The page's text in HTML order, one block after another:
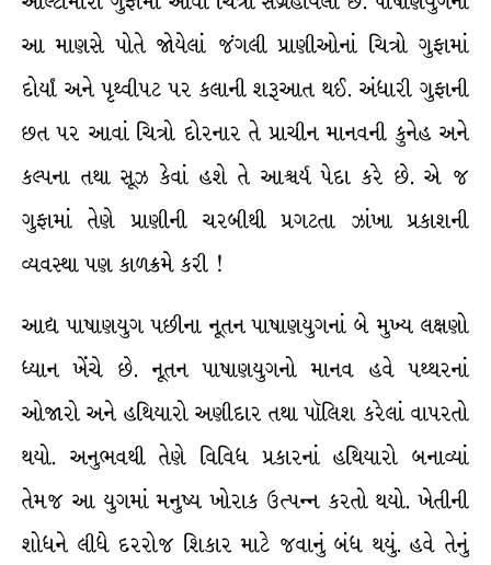
આ માણસે પોતે જોયેલાં જંગલી પ્રાણીઓનાં ચિત્રો ગુફામાં
દોર્યાં અને પૃથ્વીપટ પર કલાની શરૂઆત થઈ. અંધારી ગુફાની
છત પર આવાં ચિત્રો દોરનાર તે પ્રાચીન માનવની કુનેહ અને
કલ્પના તથા સૂઝ કેવાં હશે તે આશ્ચર્ય પેદા કરે છે. એ જ
ગુફામાં તેણે પ્રાણીની ચરબીથી પ્રગટતા ઝાંખા પ્રકાશની
વ્યવસ્થા પણ કાળક્રમે કરી !
આદ્ય પાષાણયુગ પછીના નૂતન પાષાણયુગનાં બે મુખ્ય લક્ષણો
ધ્યાન ખેંચે છે. નૂતન પાષાણયુગનો માનવ હવે પથ્થરનાં
ઓજારો અને હથિયારો અણીદાર તથા પૉલિશ કરેલાં વાપરતો
થયો. અનુભવથી તેણે વિવિધ પ્રકારનાં હથિયારો બનાવ્યાં
તેમજ આ યુગમાં મનુષ્ય ખોરાક ઉત્પન્ન કરતો થયો. ખેતીની
શોધને લીધે દરરોજ શિકાર માટે જવાનું બંધ થયું. હવે તેનું